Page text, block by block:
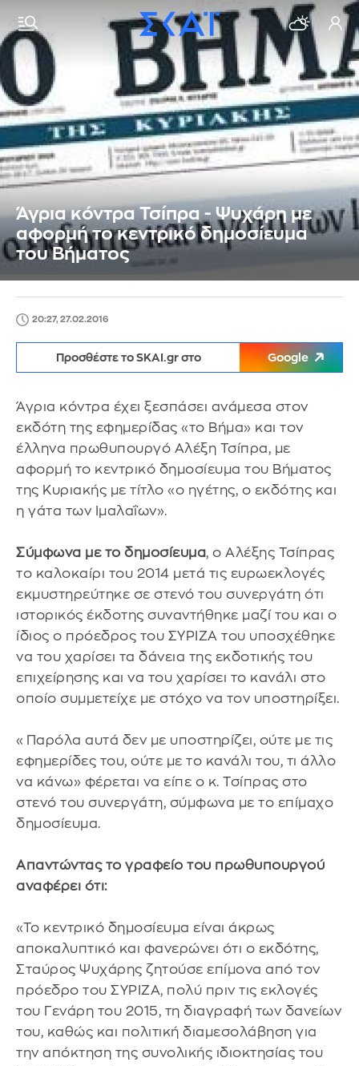
Άγρια κόντρα Τσίπρα - Ψυχάρη με
αφορμή το κεντρικό δημοσίευμα
του Βήματος
20:27, 27.02.2016
Προσθέστε το SKAI.gr στο Google
Άγρια κόντρα έχει ξεσπάσει ανάμεσα στον
εκδότη της εφημερίδας «το Βήμα» και τον
έλληνα πρωθυπουργό Αλέξη Τσίπρα, με
αφορμή το κεντρικό δημοσίευμα του Βήματος
της Κυριακής με τίτλο «ο ηγέτης, ο εκδότης και
η γάτα των Ιμαλαΐων».
Σύμφωνα με το δημοσίευμα, ο Αλέξης Τσίπρας
το καλοκαίρι του 2014 μετά τις ευρωεκλογές
εκμυστηρεύτηκε σε στενό του συνεργάτη ότι
ιστορικός έκδοτης συναντήθηκε μαζί του και ο
ίδιος ο πρόεδρος του ΣΥΡΙΖΑ του υποσχέθηκε
να του χαρίσει τα δάνεια της εκδοτικής του
επιχείρησης και να του χαρίσει το κανάλι στο
οποίο συμμετείχε με στόχο να τον υποστηρίξει.
«Παρόλα αυτά δεν με υποστηρίζει, ούτε με τις
εφημερίδες του, ούτε με το κανάλι του, τι άλλο
να κάνω» φέρεται να είπε ο κ. Τσίπρας στο
στενό του συνεργάτη, σύμφωνα με το επίμαχο
δημοσίευμα.
Απαντώντας το γραφείο του πρωθυπουργού
αναφέρει ότι:
«Το κεντρικό δημοσίευμα είναι άκρως
αποκαλυπτικό και φανερώνει ότι ο εκδότης,
Σταύρος Ψυχάρης ζητούσε επίμονα από τον
πρόεδρο του ΣΥΡΙΖΑ, πολύ πριν τις εκλογές
του Γενάρη του 2015, τη διαγραφή των δανείων
του, καθώς και πολιτική διαμεσολάβηση για
την απόκτηση της συνολικής ιδιοκτησίας του